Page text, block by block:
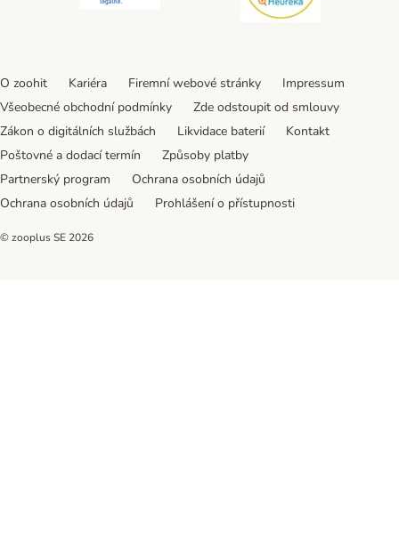
O zoohit Kariéra Firemní webové stránky
Impressum
Všeobecné obchodní podmínky
Zde odstoupit od smlouvy
Zákon o digitálních službách
Likvidace baterií
Kontakt
Poštovné a dodací termín
Způsoby platby
Partnerský program
Ochrana osobních údajů
Ochrana osobních údajů
Prohlášení o přístupnosti
© zooplus SE 2026